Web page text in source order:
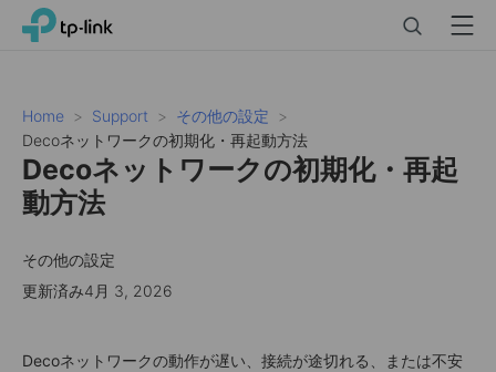
Click
navigation
bar
TP-Link, Reliably Smart Menu
Home Support
その他の設定
Decoネットワークの初期化・再起動方法
Decoネットワークの初期化・再起
動方法
その他の設定
更新済み4月 3, 2026
Decoネットワークの動作が遅い、接続が途切れる、または不安